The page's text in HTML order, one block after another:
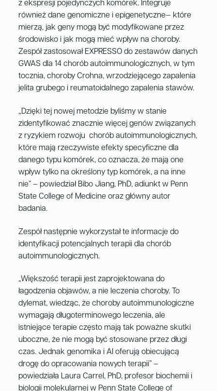
z ekspresji pojedynczych komórek. Integruje
również dane genomiczne i epigenetyczne— które
mierzą, jak geny mogą być modyfikowane przez
środowisko i jak mogą mieć wpływ na choroby.
Zespół zastosował EXPRESSO do zestawów danych
GWAS dla 14 chorób autoimmunologicznych, w tym
tocznia, choroby Crohna, wrzodziejącego zapalenia
jelita grubego i reumatoidalnego zapalenia stawów.
„Dzięki tej nowej metodzie byliśmy w stanie
zidentyfikować znacznie więcej genów związanych
z ryzykiem rozwoju chorób autoimmunologicznych,
które mają rzeczywiste efekty specyficzne dla
danego typu komórek, co oznacza, że mają one
wpływ tylko na określony typ komórek, a na inne
nie” – powiedział Bibo Jiang, PhD, adiunkt w Penn
State College of Medicine oraz główny autor
badania.
Zespół następnie wykorzystał te informacje do
identyfikacji potencjalnych terapii dla chorób
autoimmunologicznych.
„Większość terapii jest zaprojektowana do
łagodzenia objawów, a nie leczenia choroby. To
dylemat, wiedząc, że choroby autoimmunologiczne
wymagają długoterminowego leczenia, ale
istniejące terapie często mają tak poważne skutki
uboczne, że nie mogą być stosowane przez długi
czas. Jednak genomika i AI oferują obiecującą
drogę do opracowania nowych terapii” –
powiedziała Laura Carrel, PhD, profesor biochemii i
biologii molekularnej w Penn State College of